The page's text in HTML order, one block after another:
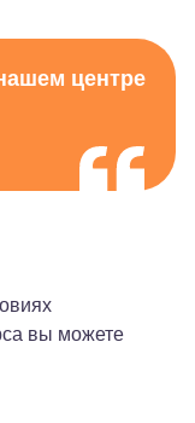
центре
вы можете